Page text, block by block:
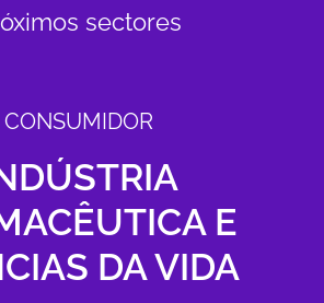
sectores
CONSUMIDOR
E
DA VIDA